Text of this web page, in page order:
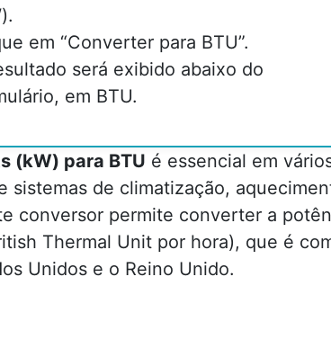
em “Converter para BTU”.
será exibido abaixo do
em BTU.
(kW) para BTU é essencial em
sistemas de climatização,
conversor permite converter a
Thermal Unit por hora), que é
Unidos e o Reino Unido.